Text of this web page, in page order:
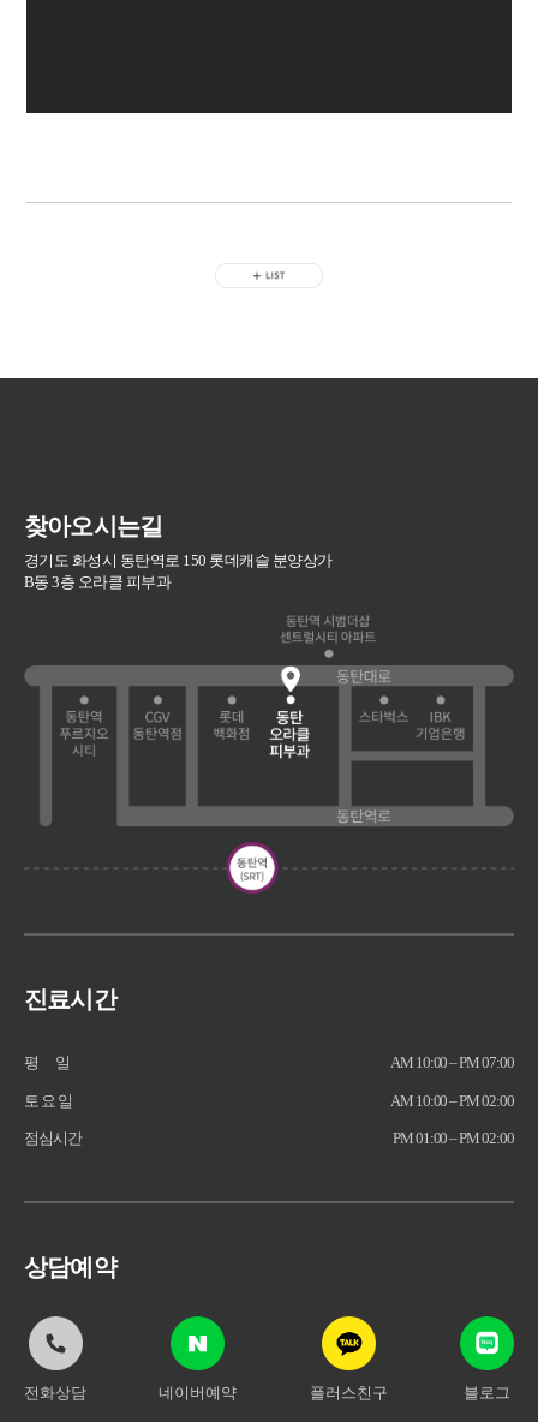
찾아오시는길
경기도 화성시 동탄역로 150 롯데캐슬 분양상가
B동 3층 오라클 피부과
진료시간
평 일 AM 10:00 – PM 07:00
토 요 일 AM 10:00 – PM 02:00
점심시간 PM 01:00 – PM 02:00
상담예약
전화상담 네이버예약 플러스친구 블로그